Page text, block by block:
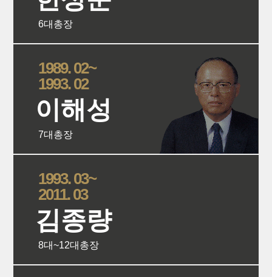
6대총장
1989. 02~
1993. 02
이해성
7대총장
1993. 03~
2011. 03
김종량
8대~12대총장